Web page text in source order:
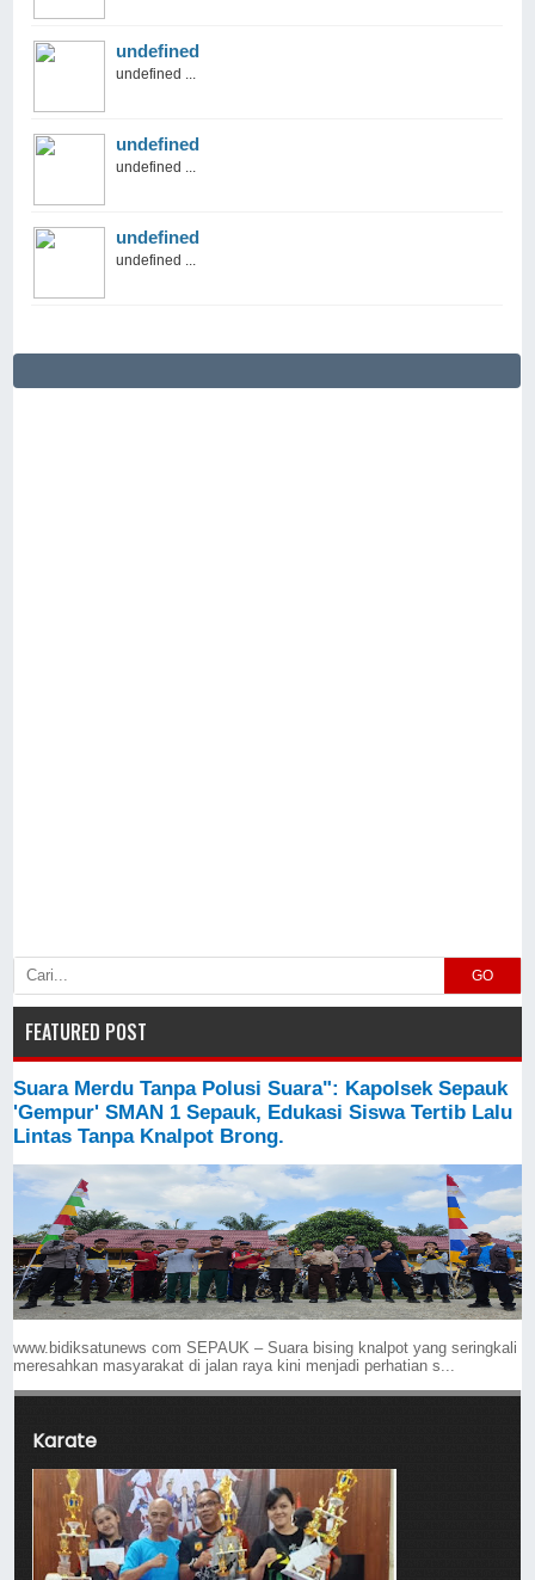
undefined
undefined ...
undefined
undefined ...
undefined
undefined ...
GO
FEATURED POST
Suara Merdu Tanpa Polusi Suara": Kapolsek Sepauk
'Gempur' SMAN 1 Sepauk, Edukasi Siswa Tertib Lalu
Lintas Tanpa Knalpot Brong.
www.bidiksatunews com SEPAUK – Suara bising knalpot yang seringkali
meresahkan masyarakat di jalan raya kini menjadi perhatian s...
Karate